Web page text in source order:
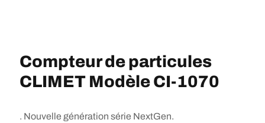
Compteur de particules
CLIMET Modèle CI-1070
. Nouvelle génération série NextGen.